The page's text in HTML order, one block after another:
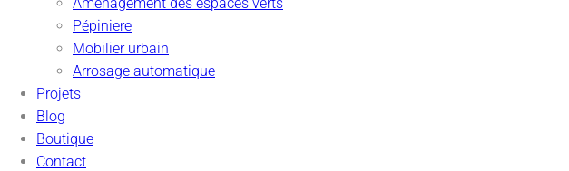
Pépiniere
Mobilier urbain
Arrosage automatique
Projets
Blog
Boutique
Contact